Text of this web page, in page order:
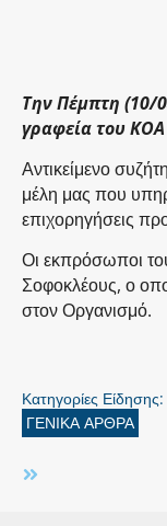
Την Πέμπτη (10/
γραφεία του
Αντικείμενο
μέλη μας που
επιχορηγήσεις
Οι εκπρόσωποι
Σοφοκλέους, ο
στον Οργανισμό.
Κατηγορίες Είδησης:
ΓΕΝΙΚΑ ΑΡΘΡΑ